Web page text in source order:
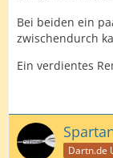
Bei beiden ein
zwischendurch
Ein verdientes
Dartn.de